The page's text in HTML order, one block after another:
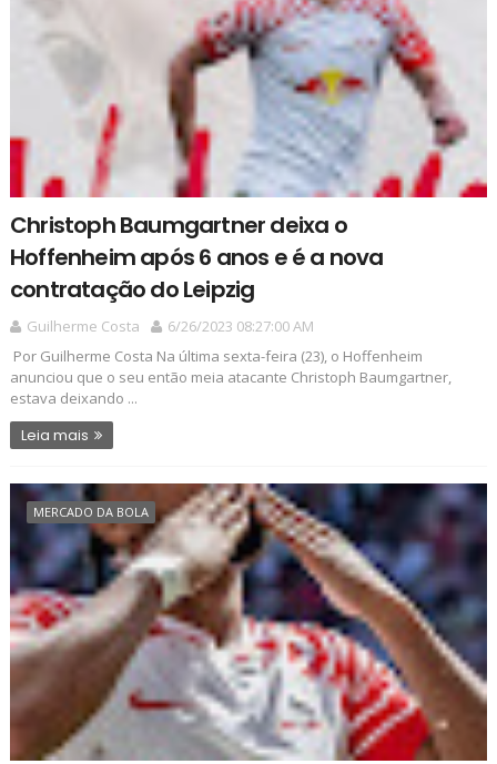
Christoph Baumgartner deixa o
Hoffenheim após 6 anos e é a nova
contratação do Leipzig
Guilherme Costa
6/26/2023 08:27:00 AM
Por Guilherme Costa Na última sexta-feira (23), o Hoffenheim
anunciou que o seu então meia atacante Christoph Baumgartner,
estava deixando ...
Leia mais
MERCADO DA BOLA